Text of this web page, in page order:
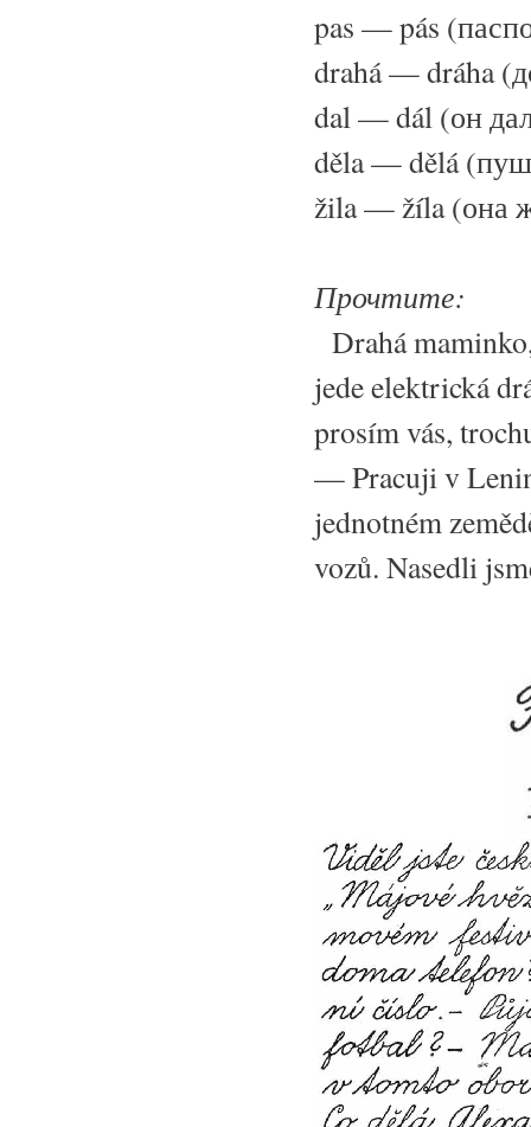
pas — pás
drahá — dráha
dal — dál (он
děla — dělá
žila — žíla (она
Прочтите:
Drahá
jede elektrická
prosím vás,
— Pracuji v
jednotném
vozů. Nasedli